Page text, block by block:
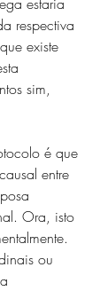
respectiva
existe
sim,
é que
entre
Ora, isto
ou